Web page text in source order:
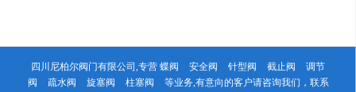
四川尼柏尔阀门有限公司,专营 蝶阀 安全阀 针型阀 截止阀
调节
阀
疏水阀 旋塞阀 柱塞阀
等业务,有意向的客户请咨询我们，联系